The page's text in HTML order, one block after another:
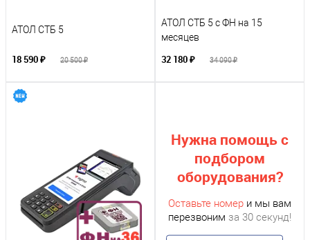
АТОЛ СТБ 5
18 590 ₽ 20 500 ₽
АТОЛ СТБ 5 c ФН на 15
месяцев
32 180 ₽ 34 090 ₽
Нужна помощь с
подбором
оборудования?
Оставьте номер и мы вам
перезвоним за 30 секунд!